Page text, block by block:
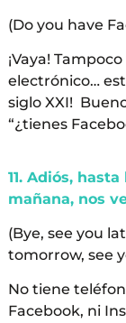
(Do you have
¡Vaya!
electrónico…
siglo XXI!
“¿tienes
11. Adiós,
mañana, nos
(Bye, see you
tomorrow, see
No tiene
Facebook, ni